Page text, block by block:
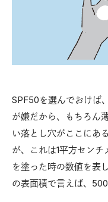
SPF50を選んでおけば
が嫌だから、もちろん
い落とし穴がここにあ
が、これは1平方セン
を塗った時の数値を表
の表面積で言えば、